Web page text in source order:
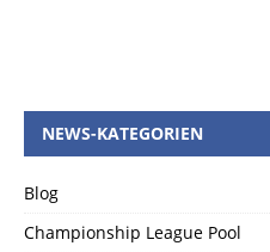
NEWS-KATEGORIEN
Blog
Championship League Pool